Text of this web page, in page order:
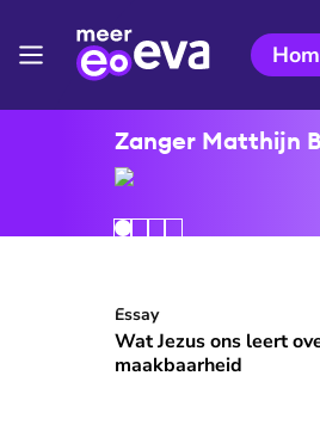
Zanger Matthijn
Wat Jezus ons leert
⭐ Premium
Essay
Wat Jezus ons leert
maakbaarheid